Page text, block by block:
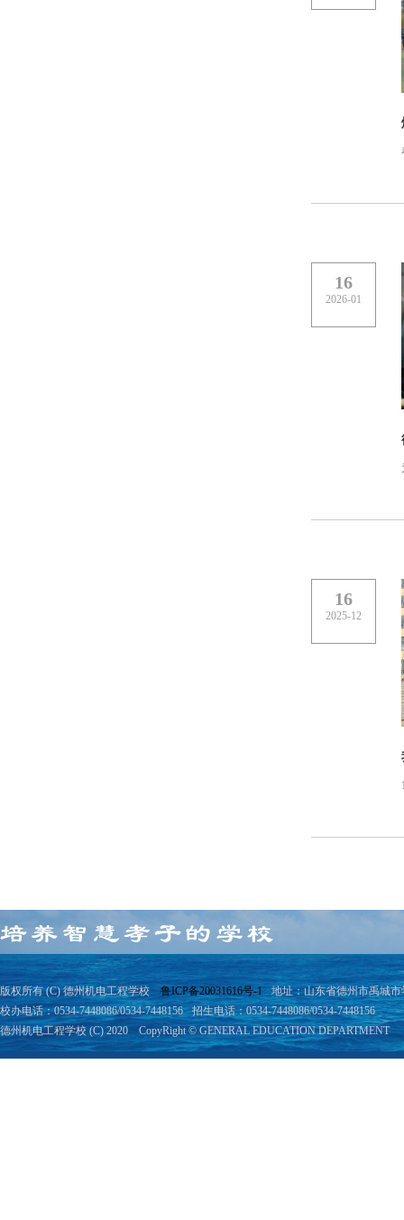
16
2026-01
16
2025-12
版权所有 (C) 德州机电工程学校鲁ICP备20031616号-1
地址：山东省德州市禹城
校办电话：0534-7448086/0534-7448156
招生电话：0534-7448086/0534-7448156
德州机电工程学校 (C) 2020 CopyRight © GENERAL EDUCATION DEPARTMENT